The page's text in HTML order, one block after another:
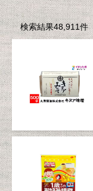
検索結果48,911件